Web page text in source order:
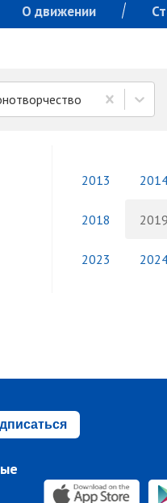
О движении
2013
2018 2019
2023